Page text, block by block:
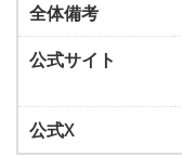
全体備考
公式サイト
公式X